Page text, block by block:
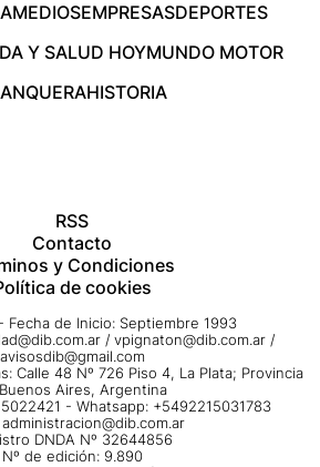
MEDIOSEMPRESASDEPORTES
Y SALUD HOYMUNDO MOTOR
HISTORIA
RSS
Contacto
y Condiciones
de cookies
Fecha de Inicio: Septiembre 1993
/ vpignaton@dib.com.ar /
avisosdib@gmail.com
Calle 48 Nº 726 Piso 4, La Plata; Provincia
Aires, Argentina
- Whatsapp: +5492215031783
administracion@dib.com.ar
DNDA Nº 32644856
Nº de edición: 9.890